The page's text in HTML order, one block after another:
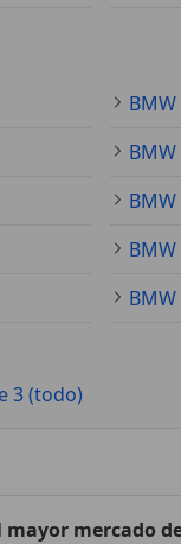
3 (todo)
mayor mercado